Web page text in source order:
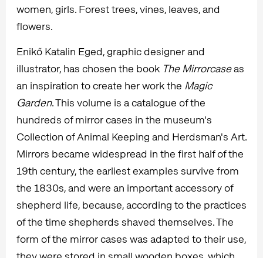
women, girls. Forest trees, vines, leaves, and
flowers.
Enikő Katalin Eged, graphic designer and
illustrator, has chosen the book The Mirrorcaseas
an inspiration to create her work the Magic
Garden. This volume is a catalogue of the
hundreds of mirror cases in the museum's
Collection of Animal Keeping and Herdsman's Art.
Mirrors became widespread in the first half of the
19th century, the earliest examples survive from
the 1830s, and were an important accessory of
shepherd life, because, according to the practices
of the time shepherds shaved themselves. The
form of the mirror cases was adapted to their use,